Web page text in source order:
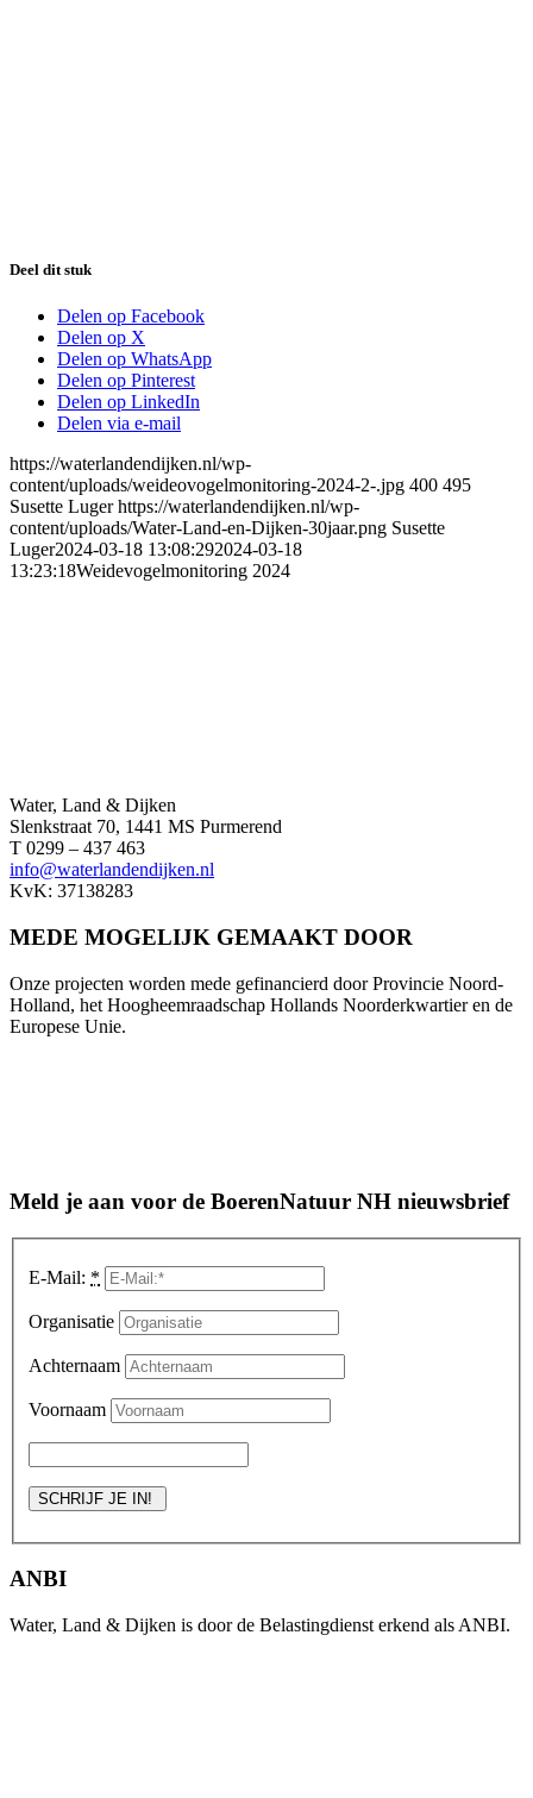
Deel dit stuk
Delen op Facebook
Delen op X
Delen op WhatsApp
Delen op Pinterest
Delen op LinkedIn
Delen via e-mail
https://waterlandendijken.nl/wp-
content/uploads/weideovogelmonitoring-2024-2-.jpg 400 495
Susette Luger https://waterlandendijken.nl/wp-
content/uploads/Water-Land-en-Dijken-30jaar.png Susette
Luger2024-03-18 13:08:292024-03-18
13:23:18Weidevogelmonitoring 2024
Water, Land & Dijken
Slenkstraat 70, 1441 MS Purmerend
T 0299 – 437 463
info@waterlandendijken.nl
KvK: 37138283
MEDE MOGELIJK GEMAAKT DOOR
Onze projecten worden mede gefinancierd door Provincie Noord-
Holland, het Hoogheemraadschap Hollands Noorderkwartier en de
Europese Unie.
Meld je aan voor de BoerenNatuur NH nieuwsbrief
E-Mail: *
Organisatie
Achternaam
Voornaam
ANBI
Water, Land & Dijken is door de Belastingdienst erkend als ANBI.